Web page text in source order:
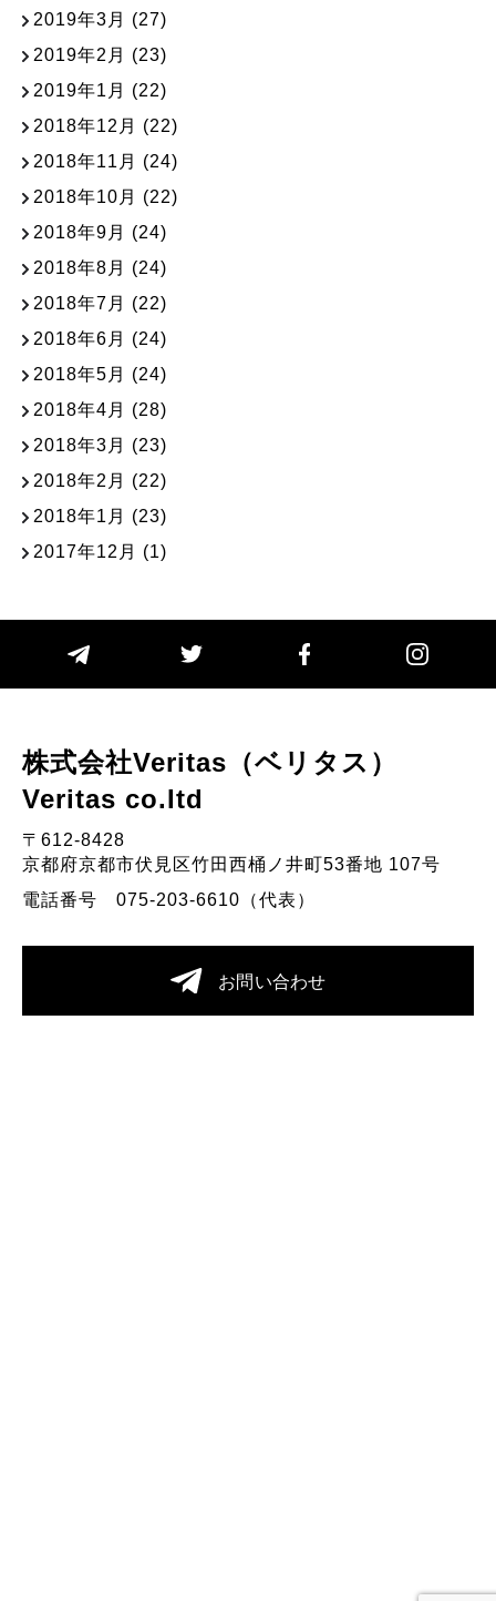
2019年3月 (27)
2019年2月 (23)
2019年1月 (22)
2018年12月 (22)
2018年11月 (24)
2018年10月 (22)
2018年9月 (24)
2018年8月 (24)
2018年7月 (22)
2018年6月 (24)
2018年5月 (24)
2018年4月 (28)
2018年3月 (23)
2018年2月 (22)
2018年1月 (23)
2017年12月 (1)
株式会社Veritas（ベリタス）
Veritas co.Itd
〒612-8428
京都府京都市伏見区竹田西桶ノ井町53番地 107号
電話番号 075-203-6610（代表）